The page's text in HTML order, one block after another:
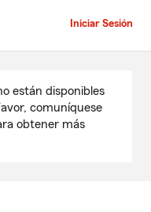
Iniciar Sesión
están disponibles
comuníquese
obtener más